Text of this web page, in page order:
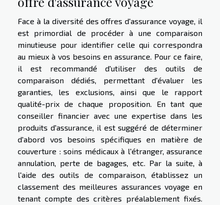
Face à la diversité des offres d'assurance voyage, il
est primordial de procéder à une comparaison
minutieuse pour identifier celle qui correspondra
au mieux à vos besoins en assurance. Pour ce faire,
il est recommandé d'utiliser des outils de
comparaison dédiés, permettant d'évaluer les
garanties, les exclusions, ainsi que le rapport
qualité-prix de chaque proposition. En tant que
conseiller financier avec une expertise dans les
produits d'assurance, il est suggéré de déterminer
d'abord vos besoins spécifiques en matière de
couverture : soins médicaux à l'étranger, assurance
annulation, perte de bagages, etc. Par la suite, à
l'aide des outils de comparaison, établissez un
classement des meilleures assurances voyage en
tenant compte des critères préalablement fixés.